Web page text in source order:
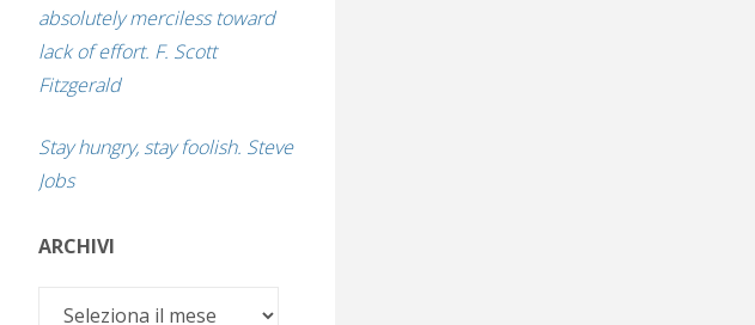
absolutely merciless toward
lack of effort. F. Scott
Fitzgerald
Stay hungry, stay foolish. Steve
Jobs
ARCHIVI
Archivi